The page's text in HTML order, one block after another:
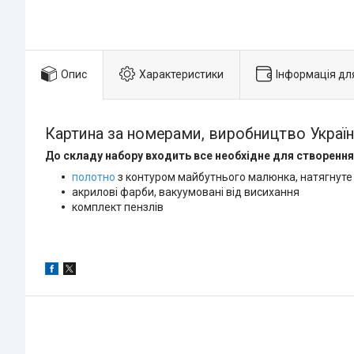
Опис Характеристики Інформація
Картина за номерами, виробництво
До складу набору входить все необхідне для
полотно з контуром майбутнього малюнка,
акрилові фарби, вакуумовані від висихання
комплект пензлів